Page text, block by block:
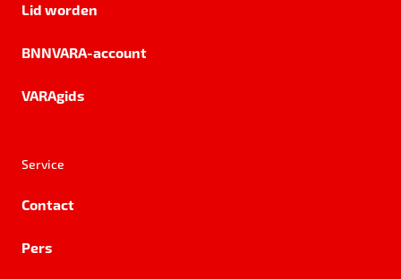
Lid worden
BNNVARA-account
VARAgids
Service
Contact
Pers